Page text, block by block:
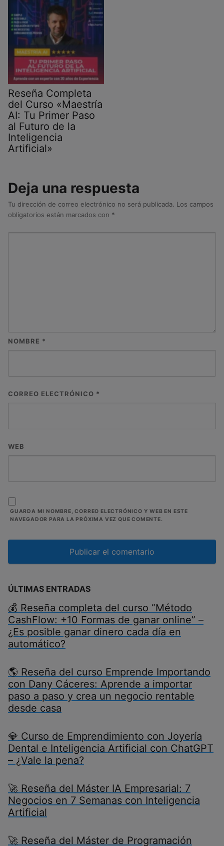
Reseña Completa
del Curso «Maestría
AI: Tu Primer Paso
al Futuro de la
Inteligencia
Artificial»
Deja una respuesta
Tu dirección de correo electrónico no será publicada. Los campos
obligatorios están marcados con *
NOMBRE *
CORREO ELECTRÓNICO *
WEB
GUARDA MI NOMBRE, CORREO ELECTRÓNICO Y WEB EN ESTE
NAVEGADOR PARA LA PRÓXIMA VEZ QUE COMENTE.
ÚLTIMAS ENTRADAS
💰 Reseña completa del curso “Método
CashFlow: +10 Formas de ganar online” –
¿Es posible ganar dinero cada día en
automático?
🌎 Reseña del curso Emprende Importando
con Dany Cáceres: Aprende a importar
paso a paso y crea un negocio rentable
desde casa
💎 Curso de Emprendimiento con Joyería
Dental e Inteligencia Artificial con ChatGPT
– ¿Vale la pena?
🚀 Reseña del Máster IA Empresarial: 7
Negocios en 7 Semanas con Inteligencia
Artificial
🚀 Reseña del Máster de Programación